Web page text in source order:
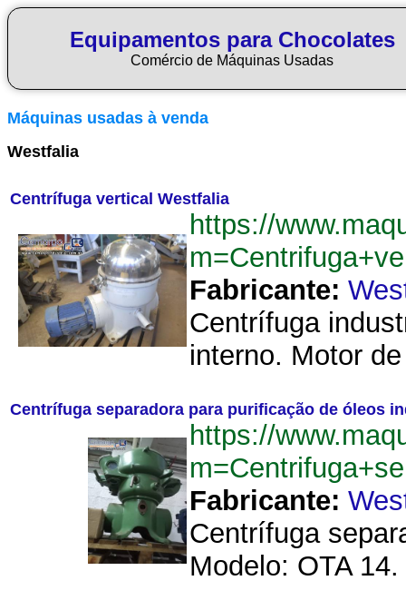
Equipamentos para Chocolates
Comércio de Máquinas Usadas
Máquinas usadas à venda
Westfalia
Centrífuga vertical Westfalia
https://
Fabricante:
Centrífuga
interno. Motor
Centrífuga separadora para purificação de óleos
https://
Fabricante:
Centrífuga
Modelo: OTA